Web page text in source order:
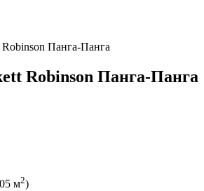
Панга-Панга
Robinson Панга-Панга
м2)